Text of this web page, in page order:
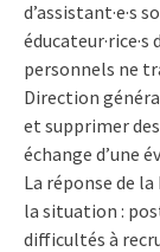
d’assistant·e·s
personnels ne
Direction
et supprimer
échange d’une
La réponse de
la situation :
difficultés à